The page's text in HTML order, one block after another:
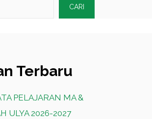
CARI
Terbaru
PELAJARAN MA &
ULYA 2026-2027